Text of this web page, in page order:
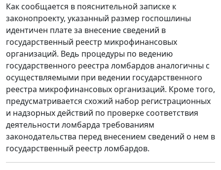
Как сообщается в пояснительной записке к
законопроекту, указанный размер госпошлины
идентичен плате за внесение сведений в
государственный реестр микрофинансовых
организаций. Ведь процедуры по ведению
государственного реестра ломбардов аналогичны с
осуществляемыми при ведении государственного
реестра микрофинансовых организаций. Кроме того,
предусматривается схожий набор регистрационных
и надзорных действий по проверке соответствия
деятельности ломбарда требованиям
законодательства перед внесением сведений о нем в
государственный реестр ломбардов.